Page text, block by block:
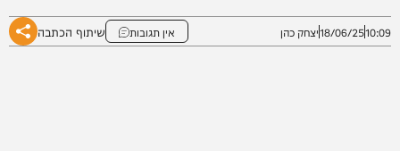
10:09
18/06/25יצחק כהן אין תגובות שיתוף הכתבה